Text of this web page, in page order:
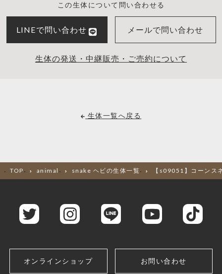
この生体について問い合わせる
LINEで問い合わせ メールで問い合わせ
生体の発送・中継販売・ご売約について
生体一覧へ戻る
TOP animal snake ヘビの生体一覧 【s09051】コーンス
オンラインショップ お問い合わせ